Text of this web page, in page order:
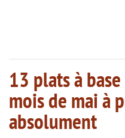
13 plats à
mois de mai à
absolument